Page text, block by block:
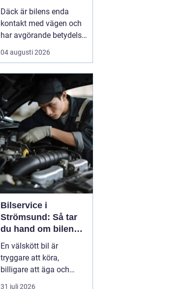
Däck är bilens enda
kontakt med vägen och
har avgörande betydelse
för både säkerhet,
komfort och
Genom att välja rätt typ
av däck, sköta dem på
rätt s&au...
04 augusti 2026
Bilservice i
Strömsund: Så tar
du hand om bilen
året runt
En välskött bil är
tryggare att köra,
billigare att äga och
enklare att sälja vidare. I
31 juli 2026